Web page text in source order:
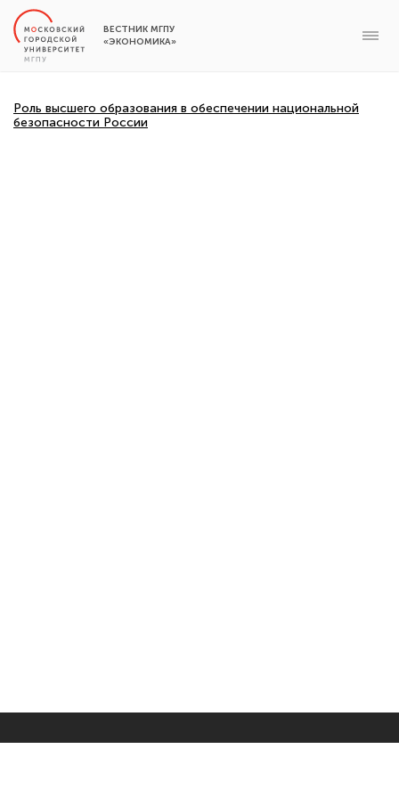
ВЕСТНИК МГПУ
«ЭКОНОМИКА»
Роль высшего образования в обеспечении национальной
безопасности России